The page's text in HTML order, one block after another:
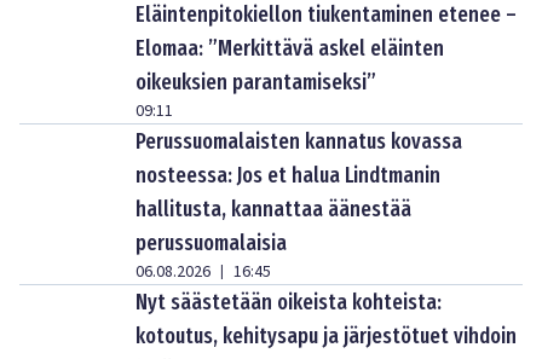
Eläintenpitokiellon tiukentaminen etenee –
Elomaa: ”Merkittävä askel eläinten
oikeuksien parantamiseksi”
09:11
Perussuomalaisten kannatus kovassa
nosteessa: Jos et halua Lindtmanin
hallitusta, kannattaa äänestää
perussuomalaisia
06.08.2026 | 16:45
Nyt säästetään oikeista kohteista:
kotoutus, kehitysapu ja järjestötuet vihdoin